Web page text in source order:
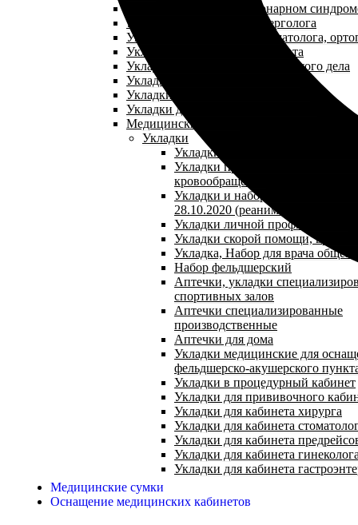
Укладки при остром коронарном
Укладки для кабинета аллерголога
Укладки для кабинета травматолога,
Укладки для кабинета терапевта
Укладки для кабинета сестринского дела
Укладки для кабинета педиатра
Укладки для кабинета гепатолога
Укладки для кабинета косметолога
Медицинские сумки
Укладки
Укладки при желудочно-
Укладки при нарушении
кровообращения
Укладки и наборы по приказу
28.10.2020 (реанимационная
Укладки личной профилактики
Укладки скорой помощи, врача
Укладка, Набор для врача общей
Набор фельдшерский
Аптечки, укладки
спортивных залов
Аптечки специализированные
производственные
Аптечки для дома
Укладки медицинские для
фельдшерско-акушерского
Укладки в процедурный кабинет
Укладки для прививочного
Укладки для кабинета хирурга
Укладки для кабинета
Укладки для кабинета
Укладки для кабинета
Укладки для кабинета
Медицинские сумки
Оснащение медицинских кабинетов